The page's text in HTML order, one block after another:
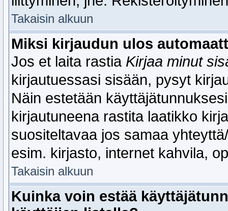
Takaisin alkuun
Miksi kirjaudun ulos
Jos et laita rastia Kirjaa minut
kirjautuessasi sisään, pysyt
Näin estetään
kirjautuneena rastita laatikko
suositeltavaa jos samaa
esim. kirjasto, internet kahvila,
Takaisin alkuun
Kuinka voin estää